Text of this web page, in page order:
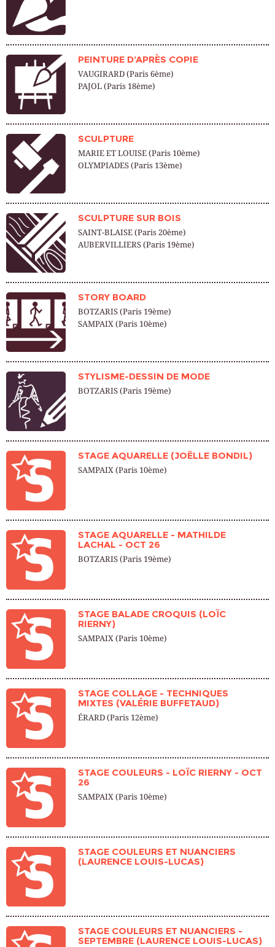
PEINTURE D’APRÈS COPIE
VAUGIRARD (Paris 6ème)
PAJOL (Paris 18ème)
SCULPTURE
MARIE ET LOUISE (Paris 10ème)
OLYMPIADES (Paris 13ème)
SCULPTURE SUR BOIS
SAINT-BLAISE (Paris 20ème)
AUBERVILLIERS (Paris 19ème)
STAGE AQUARELLE (JOËLLE BONDIL)
SAMPAIX (Paris 10ème)
STAGE AQUARELLE - MATHILDE
LACHAL - OCT 26
BOTZARIS (Paris 19ème)
STAGE BALADE CROQUIS (LOÏC
RIERNY)
SAMPAIX (Paris 10ème)
STAGE COLLAGE - TECHNIQUES
MIXTES (VALÉRIE BUFFETAUD)
ÉRARD (Paris 12ème)
STAGE COULEURS - LOÏC RIERNY - OCT
26
SAMPAIX (Paris 10ème)
STAGE COULEURS ET NUANCIERS
(LAURENCE LOUIS-LUCAS)
STAGE COULEURS ET NUANCIERS -
SEPTEMBRE (LAURENCE LOUIS-LUCAS)
STORY BOARD
BOTZARIS (Paris 19ème)
SAMPAIX (Paris 10ème)
STYLISME-DESSIN DE MODE
BOTZARIS (Paris 19ème)